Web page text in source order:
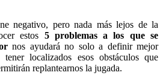
negativo, pero nada más lejos de la
estos 5 problemas a los que se
nos ayudará no solo a definir mejor
localizados esos obstáculos que
replantearnos la jugada.